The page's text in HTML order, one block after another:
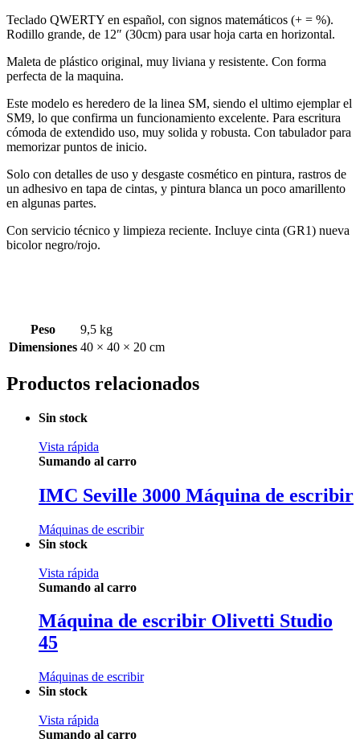
Teclado QWERTY en español, con signos matemáticos (+ = %).
Rodillo grande, de 12″ (30cm) para usar hoja carta en horizontal.
Maleta de plástico original, muy liviana y resistente. Con forma
perfecta de la maquina.
Este modelo es heredero de la linea SM, siendo el ultimo ejemplar el
SM9, lo que confirma un funcionamiento excelente. Para escritura
cómoda de extendido uso, muy solida y robusta. Con tabulador para
memorizar puntos de inicio.
Solo con detalles de uso y desgaste cosmético en pintura, rastros de
un adhesivo en tapa de cintas, y pintura blanca un poco amarillento
en algunas partes.
Con servicio técnico y limpieza reciente. Incluye cinta (GR1) nueva
bicolor negro/rojo.
Peso
9,5 kg
Dimensiones 40 × 40 × 20 cm
Productos relacionados
Sin stock
Vista rápida
Sumando al carro
IMC Seville 3000 Máquina de escribir
Máquinas de escribir
Sin stock
Vista rápida
Sumando al carro
Máquina de escribir Olivetti Studio
45
Máquinas de escribir
Sin stock
Vista rápida
Sumando al carro